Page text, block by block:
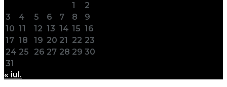
1
2
3
4 5 6 7 8
9
10 11 12 13 14 15 16
17 18 19 20 21 22 23
24 25 26 27 28 29 30
31
« iul.